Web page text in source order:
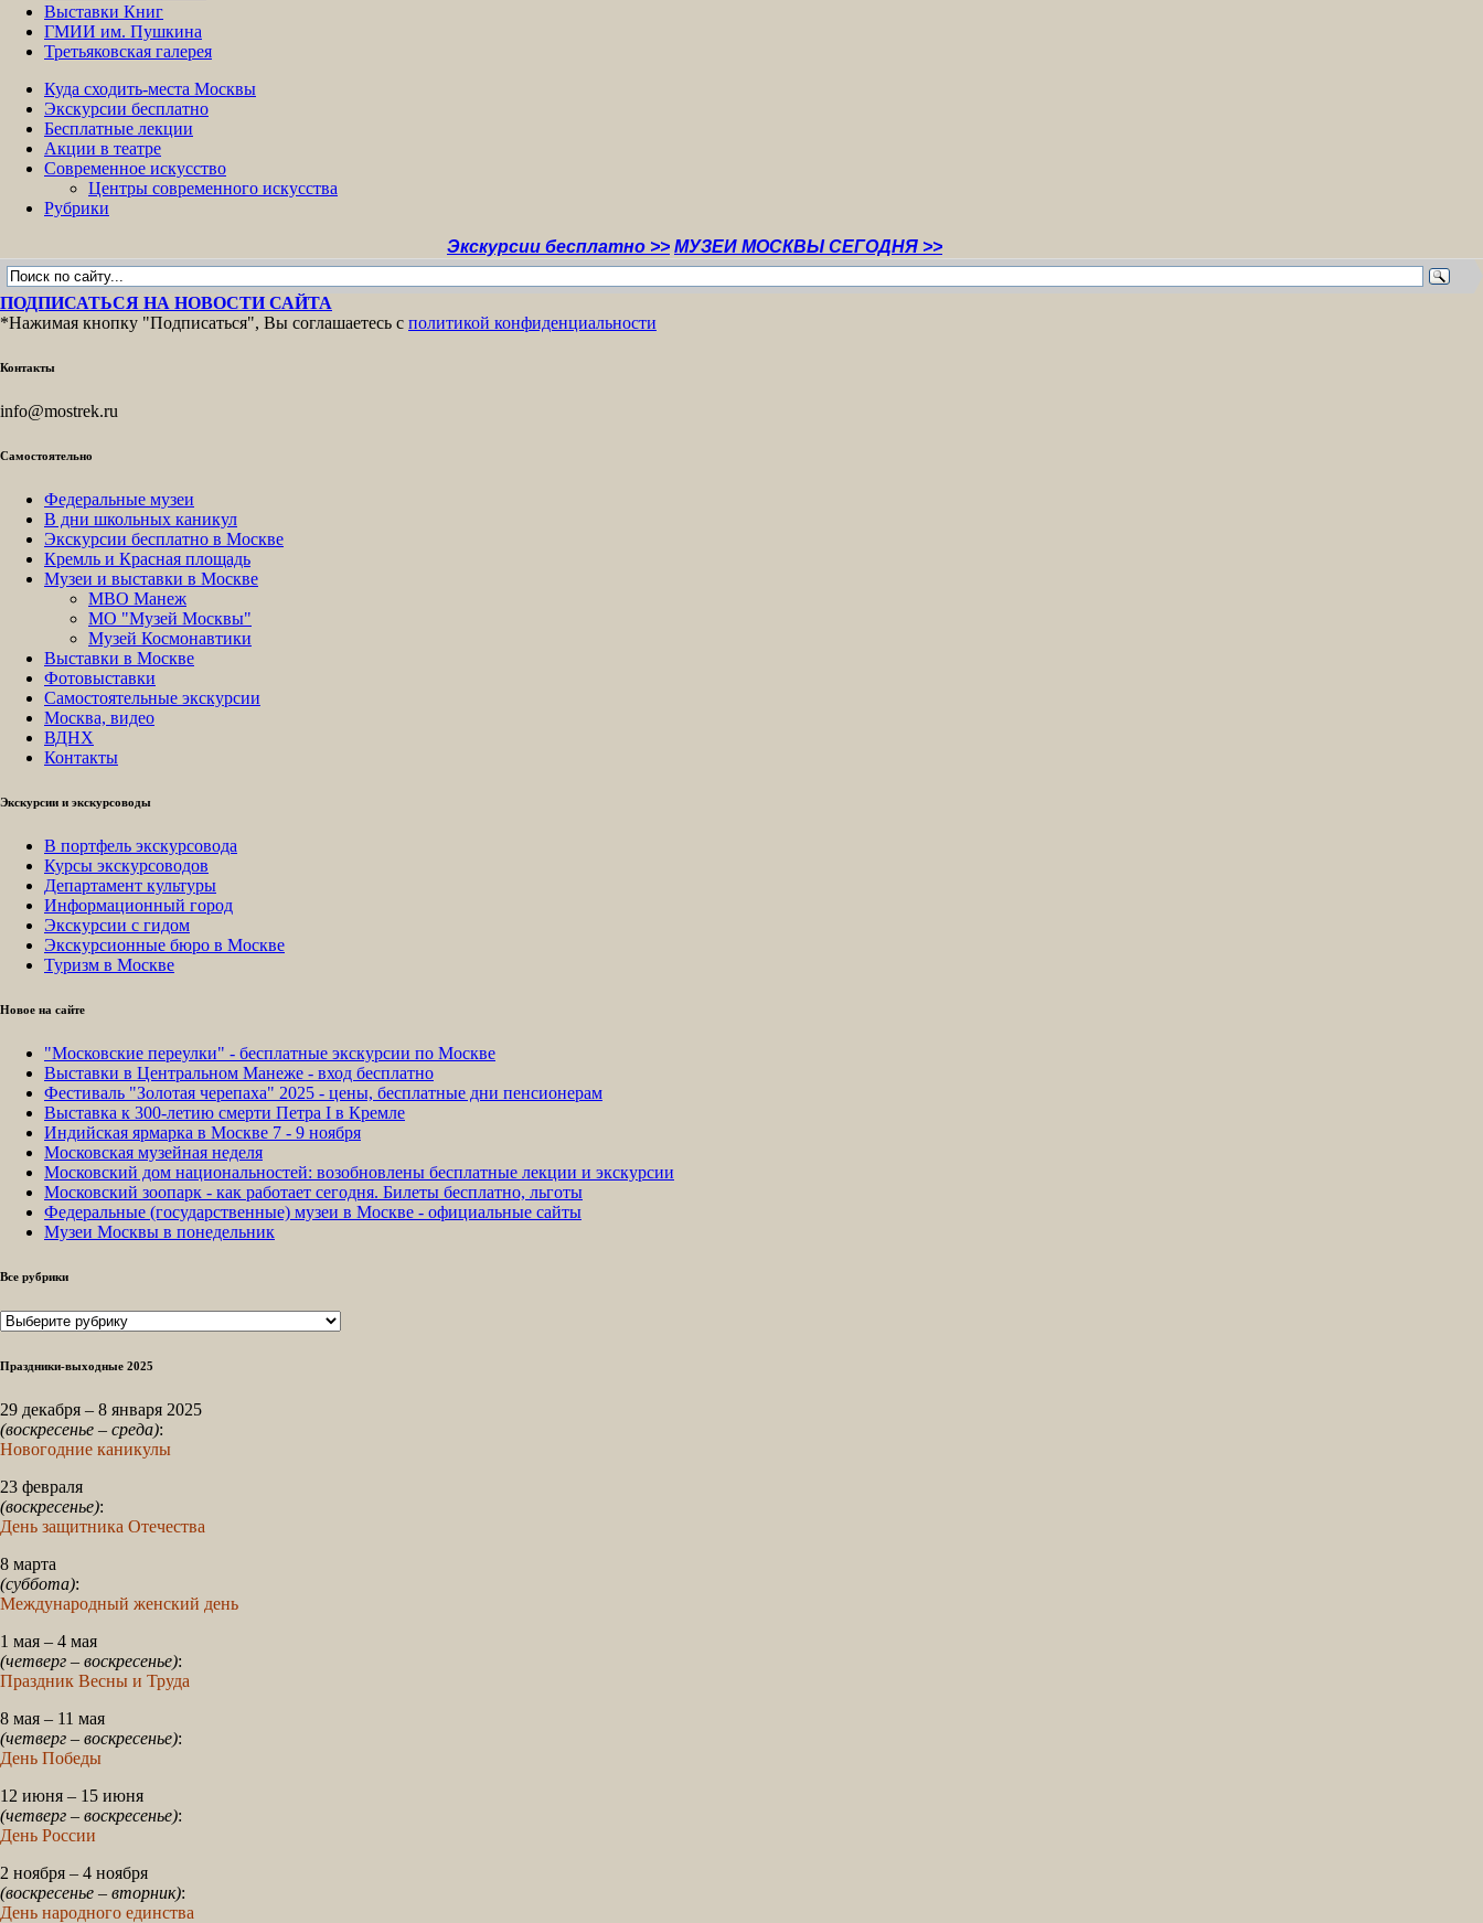
Выставки Книг
ГМИИ им. Пушкина
Третьяковская галерея
Куда сходить-места Москвы
Экскурсии бесплатно
Бесплатные лекции
Акции в театре
Современное искусство
Центры современного искусства
Рубрики
Экскурсии бесплатно >> МУЗЕИ МОСКВЫ СЕГОДНЯ >>
ПОДПИСАТЬСЯ НА НОВОСТИ САЙТА
*Нажимая кнопку "Подписаться", Вы соглашаетесь с политикой конфиденциальности
Контакты
info@mostrek.ru
Самостоятельно
Федеральные музеи
В дни школьных каникул
Экскурсии бесплатно в Москве
Кремль и Красная площадь
Музеи и выставки в Москве
МВО Манеж
МО "Музей Москвы"
Музей Космонавтики
Выставки в Москве
Фотовыставки
Самостоятельные экскурсии
Москва, видео
ВДНХ
Контакты
Экскурсии и экскурсоводы
В портфель экскурсовода
Курсы экскурсоводов
Департамент культуры
Информационный город
Экскурсии с гидом
Экскурсионные бюро в Москве
Туризм в Москве
Новое на сайте
"Московские переулки" - бесплатные экскурсии по Москве
Выставки в Центральном Манеже - вход бесплатно
Фестиваль "Золотая черепаха" 2025 - цены, бесплатные дни пенсионерам
Выставка к 300-летию смерти Петра I в Кремле
Индийская ярмарка в Москве 7 - 9 ноября
Московская музейная неделя
Московский дом национальностей: возобновлены бесплатные лекции и экскурсии
Московский зоопарк - как работает сегодня. Билеты бесплатно, льготы
Федеральные (государственные) музеи в Москве - официальные сайты
Музеи Москвы в понедельник
Все рубрики
Все
Праздники-выходные 2025
29 декабря – 8 января 2025
(воскресенье – среда):
Новогодние каникулы
23 февраля
(воскресенье):
День защитника Отечества
8 марта
(суббота):
Международный женский день
1 мая – 4 мая
(четверг – воскресенье):
Праздник Весны и Труда
8 мая – 11 мая
(четверг – воскресенье):
День Победы
12 июня – 15 июня
(четверг – воскресенье):
День России
2 ноября – 4 ноября
(воскресенье – вторник):
День народного единства